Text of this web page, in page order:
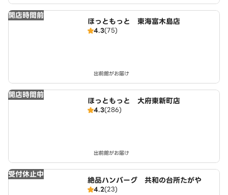
開店時間前
ほっともっと 東海富木島店
4.3(75)
出前館がお届け
開店時間前
ほっともっと 大府東新町店
4.3(286)
出前館がお届け
受付休止中
絶品ハンバーグ 共和の台所たがや
4.2(23)